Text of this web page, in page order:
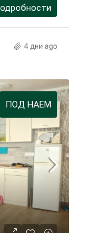
4 дни ago
ПОД НАЕМ